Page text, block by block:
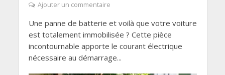
Ajouter un commentaire
Une panne de batterie et voilà que votre voiture
est totalement immobilisée ? Cette pièce
incontournable apporte le courant électrique
nécessaire au démarrage...